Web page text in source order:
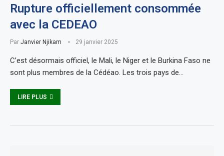
Rupture officiellement consommée
avec la CEDEAO
Par Janvier Njikam 29 janvier 2025
C’est désormais officiel, le Mali, le Niger et le Burkina Faso ne
sont plus membres de la Cédéao. Les trois pays de…
LIRE PLUS